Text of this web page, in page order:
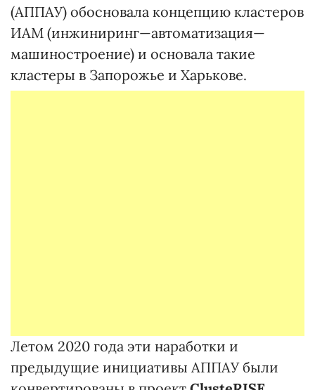
(АППАУ) обосновала концепцию кластеров
ИАМ (инжиниринг—автоматизация—
машиностроение) и основала такие
кластеры в Запорожье и Харькове.
Летом 2020 года эти наработки и
предыдущие инициативы АППАУ были